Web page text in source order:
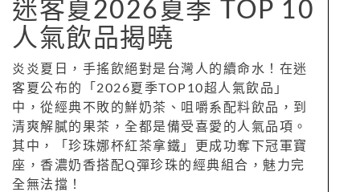
迷客夏2026夏季 TOP 10
人氣飲品揭曉
炎炎夏日，手搖飲絕對是台灣人的續命水！在迷
客夏公布的「2026夏季TOP10超人氣飲品」
中，從經典不敗的鮮奶茶、咀嚼系配料飲品，到
清爽解膩的果茶，全都是備受喜愛的人氣品項。
其中，「珍珠娜杯紅茶拿鐵」更成功奪下冠軍寶
座，香濃奶香搭配Q彈珍珠的經典組合，魅力完
全無法擋！